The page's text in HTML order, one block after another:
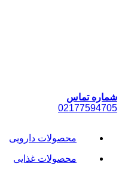
شماره تماس
02177594705
محصولات دارویی
محصولات غذایی